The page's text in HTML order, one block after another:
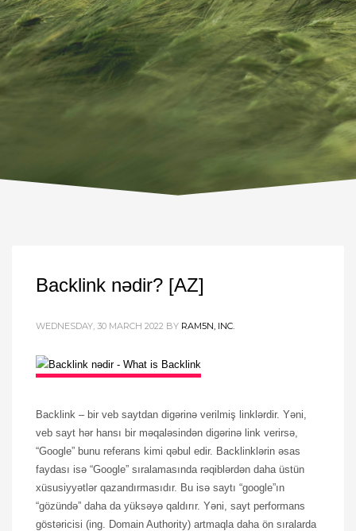
Backlink nədir? [AZ]
WEDNESDAY, 30 MARCH 2022 BY RAM5N, INC.
Backlink – bir veb saytdan digərinə verilmiş linklərdir. Yəni,
veb sayt hər hansı bir məqaləsindən digərinə link verirsə,
“Google” bunu referans kimi qəbul edir. Backlinklərin əsas
faydası isə “Google” sıralamasında rəqiblərdən daha üstün
xüsusiyyətlər qazandırmasıdır. Bu isə saytı “google”ın
“gözündə” daha da yüksəyə qaldırır. Yəni, sayt performans
göstəricisi (ing. Domain Authority) artmaqla daha ön sıralarda